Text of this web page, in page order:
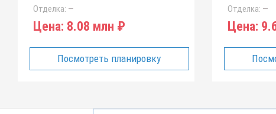
Отделка: —
Цена: 8.08 млн ₽
Посмотреть планировку
Отделка: —
Цена: